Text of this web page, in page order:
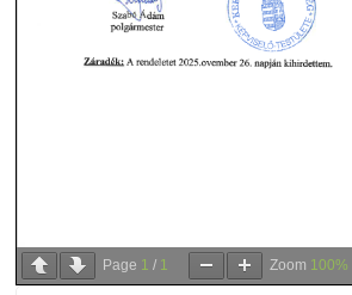
Page 1 / 1 Zoom 100%